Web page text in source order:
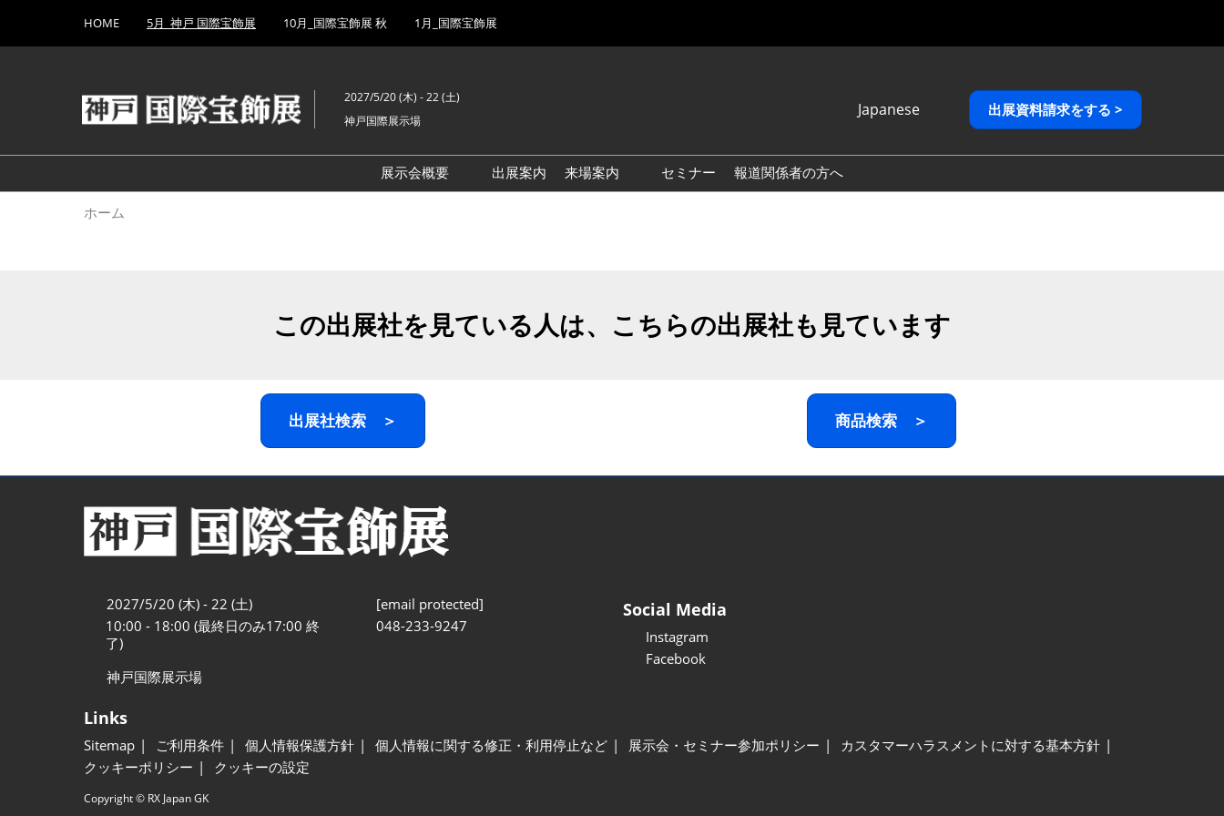
キ
し
て
to
HOME 5月_神戸 国際宝飾展 10月_国際宝飾展 秋 1月_国際宝飾展
2027/5/20 (木) - 22 (土)
神戸国際展示場
Japanese
English
繁體中文
出展資料請求をする >
展示会概要
出展案内
来場案内
セミナー 報道関係者の方へ
ホーム
この出展社を見ている人は、こちらの出展社も見ています
出展社検索 ＞ 商品検索 ＞
2027/5/20 (木) - 22 (土)
10:00 - 18:00 (最終日のみ17:00 終
了)
神戸国際展示場
[email protected]
048-233-9247
Social Media
Instagram
Facebook
Links
Sitemap ご利用条件 個人情報保護方針 個人情報に関する修正・利用停止など 展示会・セミナー参加ポリシー
カスタマーハラスメントに対する基本方針
クッキーポリシー
クッキーの設定
Copyright © RX Japan GK